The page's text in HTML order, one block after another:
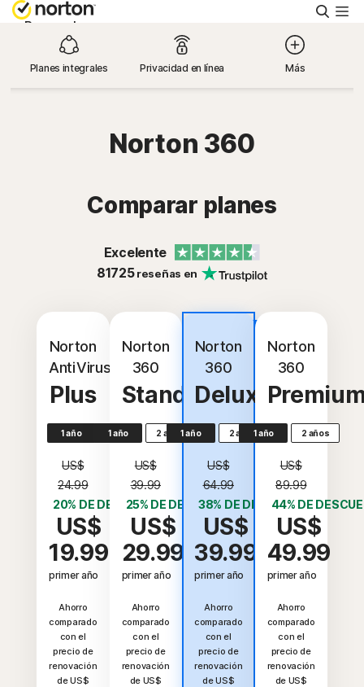
Personal
Pequeñas empresas
Iniciar sesión
Planes integrales Privacidad en línea Más
Norton 360
Comparar planes
Excelente
81725reseñas en
Norton
AntiVirus
Plus
1 año
US$
24.99
20% DE DESCUENTO*
US$
19.99
primer año
Ahorro
comparado
con el
precio de
renovación
de US$
Norton
360
Standard
1 año 2 años
US$
39.99
25% DE DESCUENTO*
US$
29.99
primer año
Ahorro
comparado
con el
precio de
renovación
de US$
popular
Norton
360
Deluxe
1 año 2 años
US$
64.99
38% DE DESCUENTO*
US$
39.99
primer año
Ahorro
comparado
con el
precio de
renovación
de US$
Norton
360
1 año 2 años
US$
89.99
44% DE
US$
49.99
primer año
Ahorro
comparado
con el
precio de
renovación
de US$